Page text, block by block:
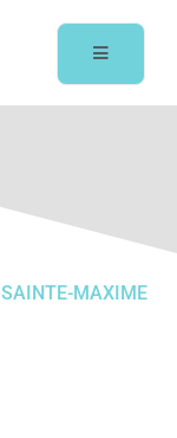
SAINTE-MAXIME